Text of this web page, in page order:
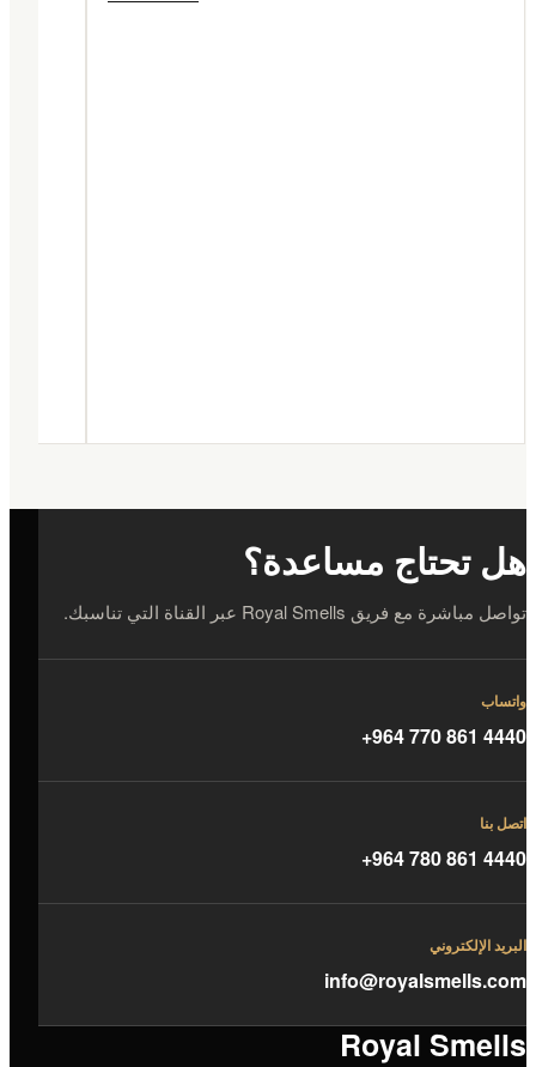
هل تحتاج مساعدة؟
تواصل مباشرة مع فريق Royal Smells عبر القناة التي تناسبك.
واتساب
+964 770 861 4440
اتصل بنا
+964 780 861 4440
البريد الإلكتروني
info@royalsmells.com
Royal Smells